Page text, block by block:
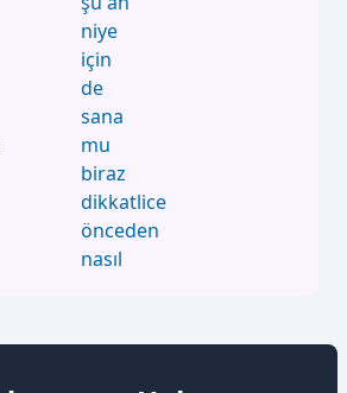
niye
için
de
sana
mu
biraz
dikkatlice
önceden
nasıl